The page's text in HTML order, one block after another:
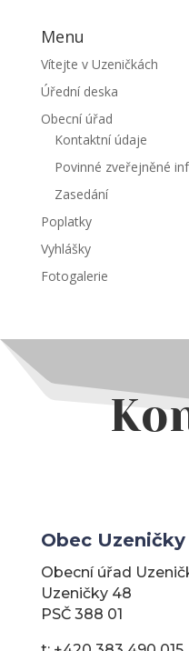
Menu
Vítejte v Uzeničkách
Úřední deska
Obecní úřad
Kontaktní údaje
Povinné zveřejněné
Zasedání
Poplatky
Vyhlášky
Fotogalerie
Obec Uzeničky
Obecní úřad
Uzeničky 48
PSČ 388 01